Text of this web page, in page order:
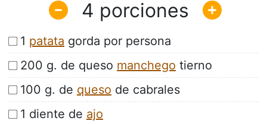
4
1 patata gorda por persona
200 g. de queso manchego tierno
100 g. de queso de cabrales
1 diente de ajo